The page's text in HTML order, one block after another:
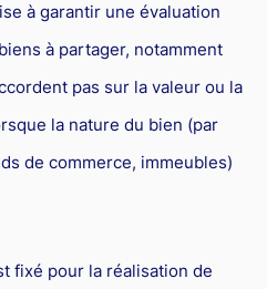
à garantir une évaluation
à partager, notamment
pas sur la valeur ou la
la nature du bien (par
de commerce, immeubles)
fixé pour la réalisation de